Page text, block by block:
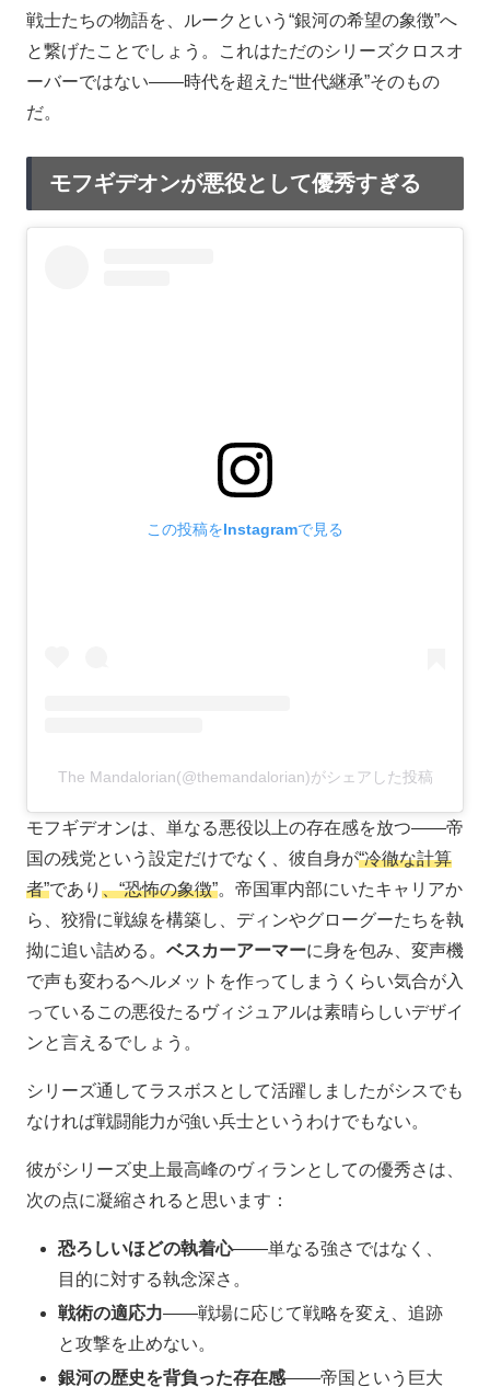
戦士たちの物語を、ルークという“銀河の希望の象徴”へ
と繋げたことでしょう。これはただのシリーズクロスオ
ーバーではない――時代を超えた“世代継承”そのもの
だ。
モフギデオンが悪役として優秀すぎる
この投稿をInstagramで見る
The Mandalorian(@themandalorian)がシェアした投稿
モフギデオンは、単なる悪役以上の存在感を放つ――帝
国の残党という設定だけでなく、彼自身が“冷徹な計算
者”であり 、“恐怖の象徴”。帝国軍内部にいたキャリアか
ら、狡猾に戦線を構築し、ディンやグローグーたちを執
拗に追い詰める。 ベスカーアーマーに身を包み、変声機
で声も変わるヘルメットを作ってしまうくらい気合が入
っているこの悪役たるヴィジュアルは素晴らしいデザイ
ンと言えるでしょう。
シリーズ通してラスボスとして活躍しましたがシスでも
なければ戦闘能力が強い兵士というわけでもない。
彼がシリーズ史上最高峰のヴィランとしての優秀さは、
次の点に凝縮されると思います：
恐ろしいほどの執着心――単なる強さではなく、
目的に対する執念深さ。
戦術の適応力――戦場に応じて戦略を変え、追跡
と攻撃を止めない。
銀河の歴史を背負った存在感――帝国という巨大